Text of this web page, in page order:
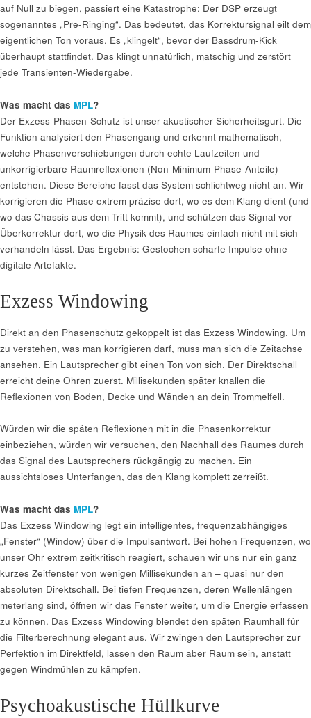
auf Null zu biegen, passiert eine Katastrophe: Der DSP erzeugt
sogenanntes „Pre-Ringing“. Das bedeutet, das Korrektursignal eilt dem
eigentlichen Ton voraus. Es „klingelt“, bevor der Bassdrum-Kick
überhaupt stattfindet. Das klingt unnatürlich, matschig und zerstört
jede Transienten-Wiedergabe.
Was macht das MPL?
Der Exzess-Phasen-Schutz ist unser akustischer Sicherheitsgurt. Die
Funktion analysiert den Phasengang und erkennt mathematisch,
welche Phasenverschiebungen durch echte Laufzeiten und
unkorrigierbare Raumreflexionen (Non-Minimum-Phase-Anteile)
entstehen. Diese Bereiche fasst das System schlichtweg nicht an. Wir
korrigieren die Phase extrem präzise dort, wo es dem Klang dient (und
wo das Chassis aus dem Tritt kommt), und schützen das Signal vor
Überkorrektur dort, wo die Physik des Raumes einfach nicht mit sich
verhandeln lässt. Das Ergebnis: Gestochen scharfe Impulse ohne
digitale Artefakte.
Exzess Windowing
Direkt an den Phasenschutz gekoppelt ist das Exzess Windowing. Um
zu verstehen, was man korrigieren darf, muss man sich die Zeitachse
ansehen. Ein Lautsprecher gibt einen Ton von sich. Der Direktschall
erreicht deine Ohren zuerst. Millisekunden später knallen die
Reflexionen von Boden, Decke und Wänden an dein Trommelfell.
Würden wir die späten Reflexionen mit in die Phasenkorrektur
einbeziehen, würden wir versuchen, den Nachhall des Raumes durch
das Signal des Lautsprechers rückgängig zu machen. Ein
aussichtsloses Unterfangen, das den Klang komplett zerreißt.
Was macht das MPL?
Das Exzess Windowing legt ein intelligentes, frequenzabhängiges
„Fenster“ (Window) über die Impulsantwort. Bei hohen Frequenzen, wo
unser Ohr extrem zeitkritisch reagiert, schauen wir uns nur ein ganz
kurzes Zeitfenster von wenigen Millisekunden an – quasi nur den
absoluten Direktschall. Bei tiefen Frequenzen, deren Wellenlängen
meterlang sind, öffnen wir das Fenster weiter, um die Energie erfassen
zu können. Das Exzess Windowing blendet den späten Raumhall für
die Filterberechnung elegant aus. Wir zwingen den Lautsprecher zur
Perfektion im Direktfeld, lassen den Raum aber Raum sein, anstatt
gegen Windmühlen zu kämpfen.
Psychoakustische Hüllkurve